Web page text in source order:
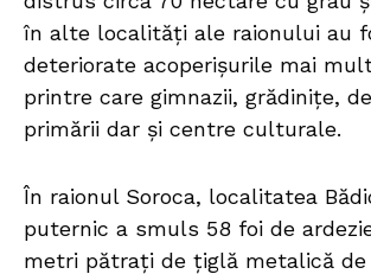
în alte localități ale raionului au
deteriorate acoperișurile mai
printre care gimnazii, grădinițe,
primării dar și centre culturale.
În raionul Soroca, localitatea
puternic a smuls 58 foi de
metri pătrați de țiglă metalică de